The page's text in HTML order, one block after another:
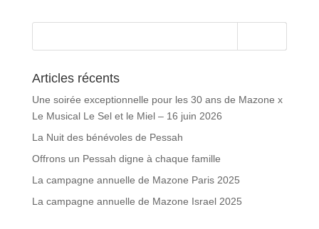
Articles récents
Une soirée exceptionnelle pour les 30 ans de Mazone x
Le Musical Le Sel et le Miel – 16 juin 2026
La Nuit des bénévoles de Pessah
Offrons un Pessah digne à chaque famille
La campagne annuelle de Mazone Paris 2025
La campagne annuelle de Mazone Israel 2025